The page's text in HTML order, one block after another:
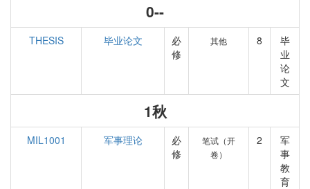
0--
THESIS 毕业论文
必
修
其他 8
毕
业
论
文
1秋
MIL1001 军事理论
必
修
笔试（开
卷）
2
军
事
教
育